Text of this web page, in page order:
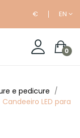
€ EN
0
e pedicure
Candeeiro LED para